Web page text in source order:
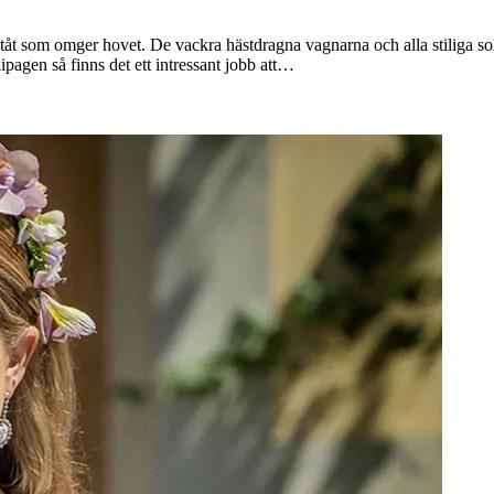
som omger hovet. De vackra hästdragna vagnarna och alla stiliga
så finns det ett intressant jobb att…